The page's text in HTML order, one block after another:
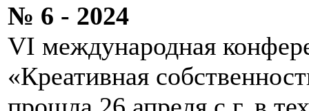
№ 6 - 2024
VI международная
«Креативная